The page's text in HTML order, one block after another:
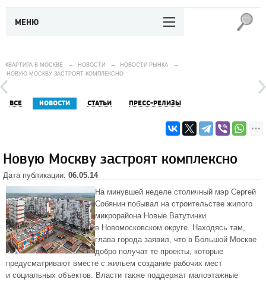
МЕНЮ
КВАРТИРА В МОСКВЕ → НОВОСТИ → НОВОСТИ РЫНКА
→
НОВУЮ МОСКВУ ЗАСТРОЯТ КОМПЛЕКСНО
ВСЕ НОВОСТИ СТАТЬИ ПРЕСС-РЕЛИЗЫ
Новую Москву застроят комплексно
Дата публикации: 06.05.14
На минувшей неделе столичный мэр Сергей
Собянин побывал на строительстве жилого
микрорайона Новые Ватутинки
в Новомосковском округе. Находясь там,
глава города заявил, что в Большой Москве
добро получат те проекты, которые
предусматривают вместе с жильем создание рабочих мест
и социальных объектов. Власти также поддержат малоэтажные